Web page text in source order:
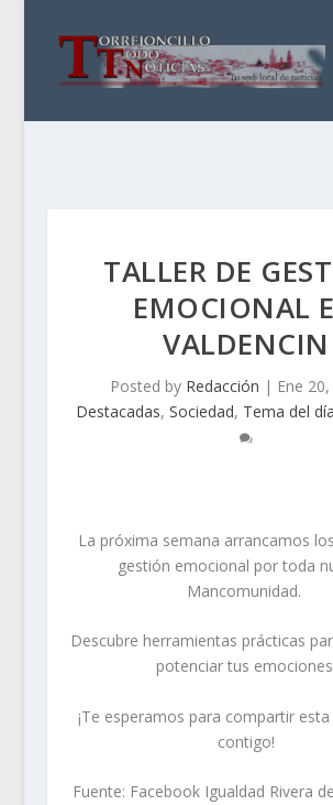
TALLER DE
EMOCIONAL
VALDENCIN
Posted by Redacción | Ene
Destacadas,Sociedad, Tema del día
La próxima semana arrancamos
gestión emocional por toda
Mancomunidad.
Descubre herramientas prácticas
potenciar tus
¡Te esperamos para compartir
contigo!
Fuente: Facebook Igualdad Rivera